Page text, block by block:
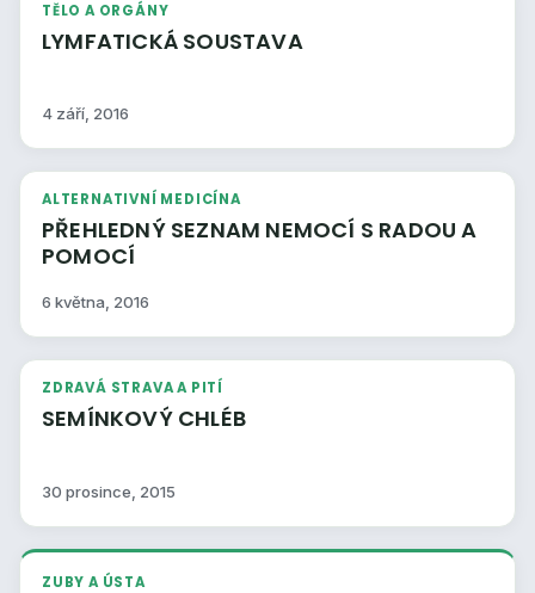
TĚLO A ORGÁNY
LYMFATICKÁ SOUSTAVA
4 září, 2016
ALTERNATIVNÍ MEDICÍNA
PŘEHLEDNÝ SEZNAM NEMOCÍ S RADOU A
POMOCÍ
6 května, 2016
ZDRAVÁ STRAVA A PITÍ
SEMÍNKOVÝ CHLÉB
30 prosince, 2015
ZUBY A ÚSTA